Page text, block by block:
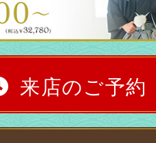
来店のご予約